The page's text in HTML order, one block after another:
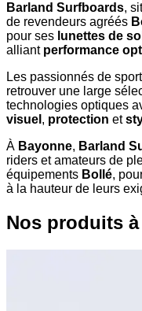
Barland Surfboards,
de revendeurs agréés
pour ses lunettes de
alliant performance
Les passionnés de
retrouver une large
technologies optiques
visuel , protection et
À Bayonne, Barland
riders et amateurs de
équipements Bollé,
à la hauteur de leurs
Nos produits